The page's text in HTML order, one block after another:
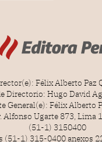
Félix Alberto Paz
Directorio: Hugo David
General(e): Félix Alberto
Alfonso Ugarte 873, Lima
(51-1) 3150400
(51-1) 315-0400 anexos